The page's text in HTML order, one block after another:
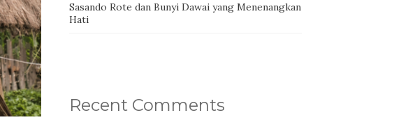
Sasando Rote dan Bunyi Dawai yang Menenangkan
Hati
Recent Comments